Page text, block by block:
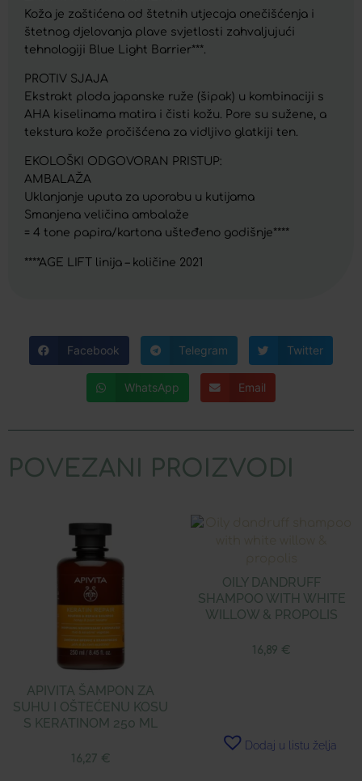
Koža je zaštićena od štetnih utjecaja onečišćenja i
štetnog djelovanja plave svjetlosti zahvaljujući
tehnologiji Blue Light Barrier***.
PROTIV SJAJA
Ekstrakt ploda japanske ruže (šipak) u kombinaciji s
AHA kiselinama matira i čisti kožu. Pore ​​su sužene, a
tekstura kože pročišćena za vidljivo glatkiji ten.
EKOLOŠKI ODGOVORAN PRISTUP:
AMBALAŽA
Uklanjanje uputa za uporabu u kutijama
Smanjena veličina ambalaže
= 4 tone papira/kartona ušteđeno godišnje****
****AGE LIFT linija – količine 2021
Facebook Telegram Twitter
WhatsApp Email
POVEZANI PROIZVODI
APIVITA ŠAMPON ZA
SUHU I OŠTEĆENU KOSU
S KERATINOM 250 ML
16,27 €
OILY DANDRUFF
SHAMPOO WITH WHITE
WILLOW & PROPOLIS
16,89 €
Dodaj u listu želja